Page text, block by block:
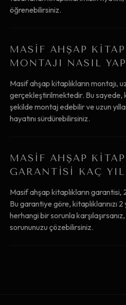
öğrenebilirsiniz.
MASIF AHŞAP
MONTAJI NASIL
Masif ahşap kitaplıkların montajı,
gerçekleştirilmektedir. Bu sayede,
şekilde montaj edebilir ve uzun
hayatını sürdürebilirsiniz.
MASIF AHŞAP
GARANTISI KAÇ
Masif ahşap kitaplıkların garantisi,
Bu garantiye göre, kitaplıklarınızı
herhangi bir sorunla
sorununuzu çözebilirsiniz.